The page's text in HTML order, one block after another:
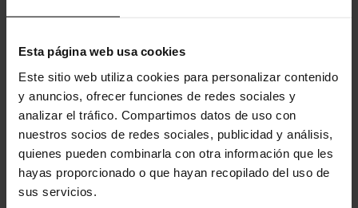
Esta página web usa cookies
Este sitio web utiliza cookies para personalizar contenido
y anuncios, ofrecer funciones de redes sociales y
analizar el tráfico. Compartimos datos de uso con
nuestros socios de redes sociales, publicidad y análisis,
quienes pueden combinarla con otra información que les
hayas proporcionado o que hayan recopilado del uso de
sus servicios.
acolchoada e oferecem um convite constante para se sentir
Incrivelmente leve e divertido de usar.
ajudam a eliminar água e resíduos.
Fácil de limpar e rápido de secar.
Tiras giratórias no calcanhar para um ajuste mais seguro.
Personalizável com pingentes Jibbitz™.
Icônico Crocs Comfort™: Leve. Flexível. Conforto de 36 graus.